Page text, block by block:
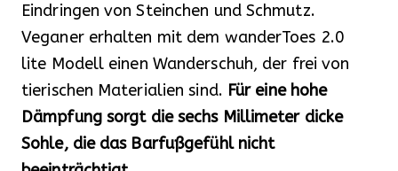
Eindringen von Steinchen und Schmutz.
Veganer erhalten mit dem wanderToes 2.0
lite Modell einen Wanderschuh, der frei von
tierischen Materialien sind. Für eine hohe
Dämpfung sorgt die sechs Millimeter dicke
Sohle, die das Barfußgefühl nicht